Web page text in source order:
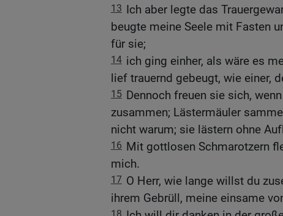
13 Ich aber legte das
beugte meine Seele mit Fasten
für sie;
14 ich ging einher, als wäre es
lief trauernd gebeugt, wie einer,
15 Dennoch freuen sie sich,
zusammen; Lästermäuler
nicht warum; sie lästern ohne
16 Mit gottlosen Schmarotzern
mich.
17 O Herr, wie lange willst du
ihrem Gebrüll, meine einsame